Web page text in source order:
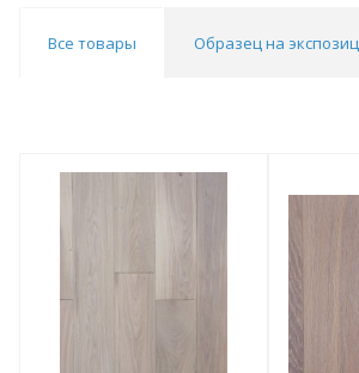
Все товары Образец на